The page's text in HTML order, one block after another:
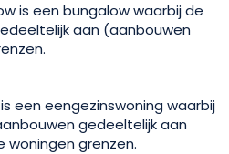
is een bungalow waarbij de
aan (aanbouwen
een eengezinswoning waarbij
gedeeltelijk aan
woningen grenzen.